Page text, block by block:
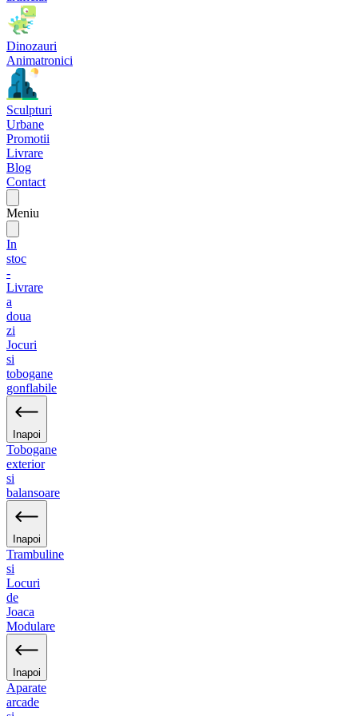
Dinozauri
Animatronici
Sculpturi
Urbane
Promotii
Livrare
Blog
Contact
Meniu
In
stoc
-
Livrare
a
doua
zi
Jocuri
si
tobogane
gonflabile
Inapoi
Tobogane
exterior
si
balansoare
Inapoi
Trambuline
si
Locuri
de
Joaca
Modulare
Inapoi
Aparate
arcade